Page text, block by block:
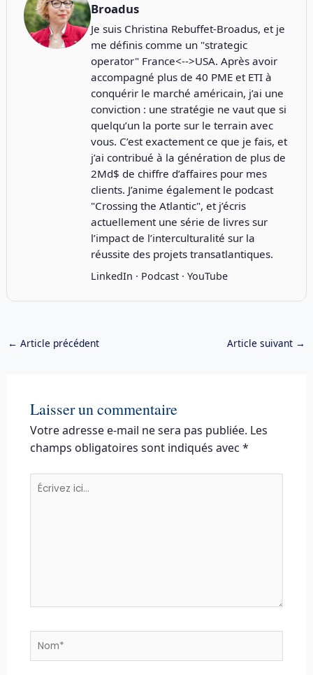
Broadus
Je suis Christina Rebuffet-Broadus, et je
me définis comme un "strategic
operator" France<-->USA. Après avoir
accompagné plus de 40 PME et ETI à
conquérir le marché américain, j’ai une
conviction : une stratégie ne vaut que si
quelqu’un la porte sur le terrain avec
vous. C’est exactement ce que je fais, et
j’ai contribué à la génération de plus de
2Md$ de chiffre d’affaires pour mes
clients. J’anime également le podcast
"Crossing the Atlantic", et j’écris
actuellement une série de livres sur
l’impact de l’interculturalité sur la
réussite des projets transatlantiques.
LinkedIn · Podcast· YouTube
← Article précédent Article suivant →
Laisser un commentaire
Votre adresse e-mail ne sera pas publiée. Les
champs obligatoires sont indiqués avec *
Écrivez
Nom*